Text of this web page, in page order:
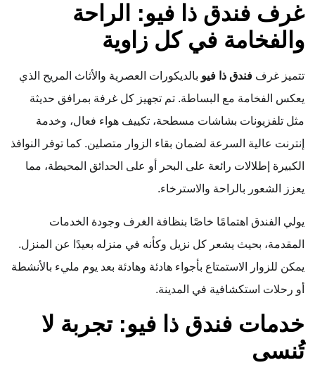
غرف فندق ذا فيو: الراحة
والفخامة في كل زاوية
تتميز غرف فندق ذا فيو بالديكورات العصرية والأثاث المريح الذي
يعكس الفخامة مع البساطة. تم تجهيز كل غرفة بمرافق حديثة
مثل تلفزيونات بشاشات مسطحة، تكييف هواء فعال، وخدمة
إنترنت عالية السرعة لضمان بقاء الزوار متصلين. كما توفر النوافذ
الكبيرة إطلالات رائعة على البحر أو على الحدائق المحيطة، مما
يعزز الشعور بالراحة والاسترخاء.
يولي الفندق اهتمامًا خاصًا بنظافة الغرف وجودة الخدمات
المقدمة، بحيث يشعر كل نزيل وكأنه في منزله بعيدًا عن المنزل.
يمكن للزوار الاستمتاع بأجواء هادئة وهادئة بعد يوم مليء بالأنشطة
أو رحلات استكشافية في المدينة.
خدمات فندق ذا فيو: تجربة لا
تُنسى